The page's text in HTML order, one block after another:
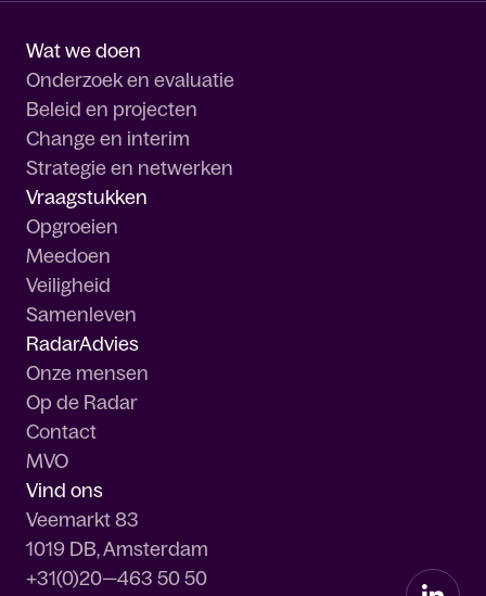
Wat we doen
Onderzoek en evaluatie
Beleid en projecten
Change en interim
Strategie en netwerken
Vraagstukken
Opgroeien
Meedoen
Veiligheid
Samenleven
RadarAdvies
Onze mensen
Op de Radar
Contact
MVO
Vind ons
Veemarkt 83
1019 DB, Amsterdam
+31(0)20—463 50 50